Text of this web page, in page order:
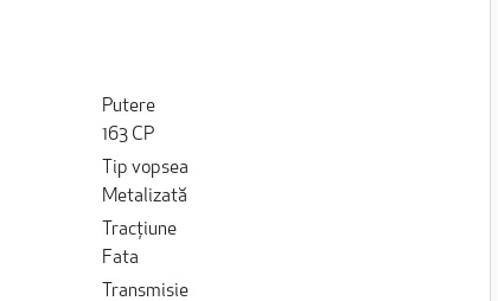
Putere
163 CP
Tip vopsea
Metalizată
Tracțiune
Fata
Transmisie